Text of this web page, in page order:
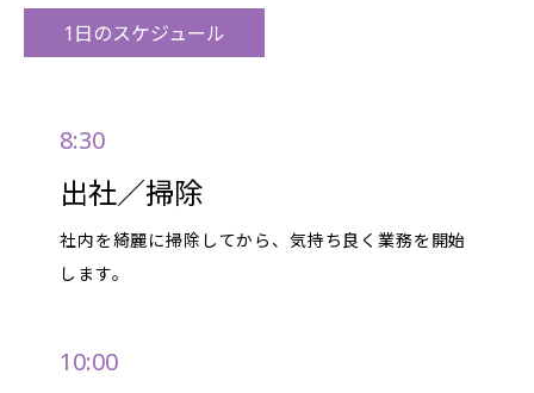
1日のスケジュール
8:30
出社／掃除
社内を綺麗に掃除してから、気持ち良く業務を開始
します。
10:00